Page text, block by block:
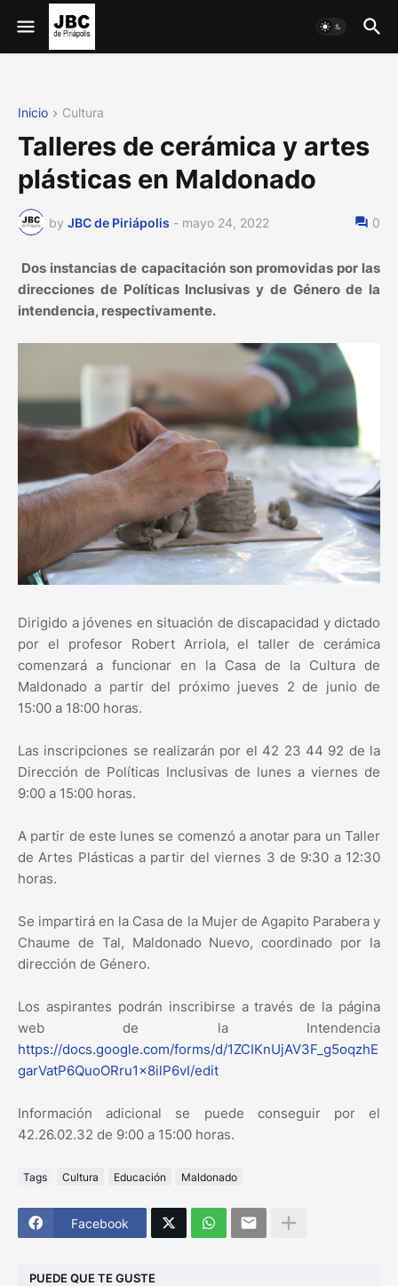
Inicio Cultura
Talleres de cerámica y artes
plásticas en Maldonado
by JBC de Piriápolis - mayo 24, 2022 0
Dos instancias de capacitación son promovidas por las
direcciones de Políticas Inclusivas y de Género de la
intendencia, respectivamente.
Dirigido a jóvenes en situación de discapacidad y dictado
por el profesor Robert Arriola, el taller de cerámica
comenzará a funcionar en la Casa de la Cultura de
Maldonado a partir del próximo jueves 2 de junio de
15:00 a 18:00 horas.
Las inscripciones se realizarán por el 42 23 44 92 de la
Dirección de Políticas Inclusivas de lunes a viernes de
9:00 a 15:00 horas.
A partir de este lunes se comenzó a anotar para un Taller
de Artes Plásticas a partir del viernes 3 de 9:30 a 12:30
horas.
Se impartirá en la Casa de la Mujer de Agapito Parabera y
Chaume de Tal, Maldonado Nuevo, coordinado por la
dirección de Género.
Los aspirantes podrán inscribirse a través de la página
web de la Intendencia
https://docs.google.com/forms/d/1ZCIKnUjAV3F_g5oqzhE
garVatP6QuoORru1x8ilP6vI/edit
Información adicional se puede conseguir por el
42.26.02.32 de 9:00 a 15:00 horas.
Tags Cultura Educación Maldonado
Facebook
PUEDE QUE TE GUSTE